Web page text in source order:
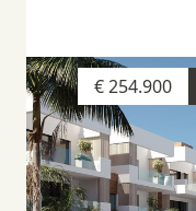
€ 254.900